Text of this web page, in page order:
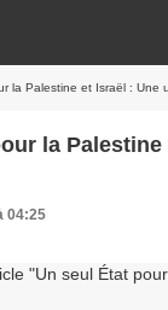
la Palestine et Israël : Une
la
04:25